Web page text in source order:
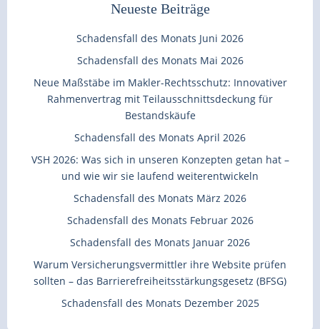
Neueste Beiträge
Schadensfall des Monats Juni 2026
Schadensfall des Monats Mai 2026
Neue Maßstäbe im Makler-Rechtsschutz: Innovativer
Rahmenvertrag mit Teilausschnittsdeckung für
Bestandskäufe
Schadensfall des Monats April 2026
VSH 2026: Was sich in unseren Konzepten getan hat –
und wie wir sie laufend weiterentwickeln
Schadensfall des Monats März 2026
Schadensfall des Monats Februar 2026
Schadensfall des Monats Januar 2026
Warum Versicherungsvermittler ihre Website prüfen
sollten – das Barrierefreiheitsstärkungsgesetz (BFSG)
Schadensfall des Monats Dezember 2025